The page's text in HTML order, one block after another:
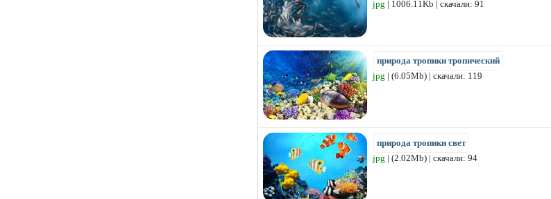
jpg | 1006.11Kb | скачали: 91
природа тропики тропический
jpg | (6.05Mb) | скачали: 119
природа тропики свет
jpg | (2.02Mb) | скачали: 94